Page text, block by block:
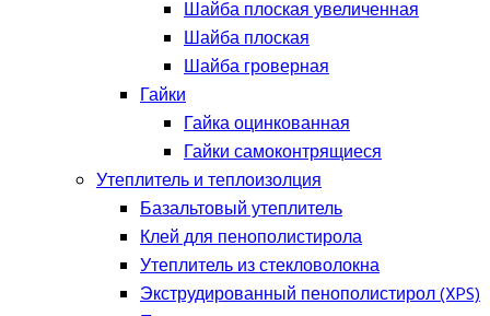
Шайба плоская увеличенная
Шайба плоская
Шайба гроверная
Гайки
Гайка оцинкованная
Гайки самоконтрящиеся
Утеплитель и теплоизолция
Базальтовый утеплитель
Клей для пенополистирола
Утеплитель из стекловолокна
Экструдированный пенополистирол (XPS)